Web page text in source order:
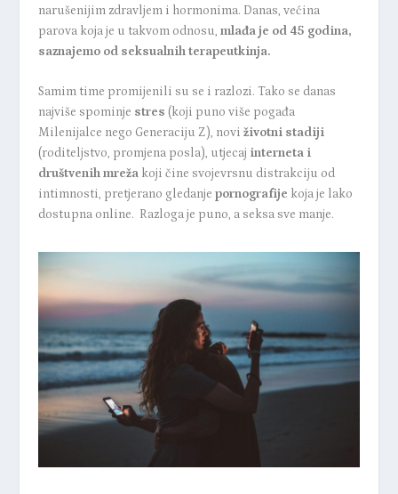
narušenijim zdravljem i hormonima. Danas, većina
parova koja je u takvom odnosu, mlađa je od 45 godina,
saznajemo od seksualnih terapeutkinja.
Samim time promijenili su se i razlozi. Tako se danas
najviše spominje stres (koji puno više pogađa
Milenijalce nego Generaciju Z), novi životni stadiji
(roditeljstvo, promjena posla), utjecaj interneta i
društvenih mrežakoji čine svojevrsnu distrakciju od
intimnosti, pretjerano gledanje pornografije koja je lako
dostupna online. Razloga je puno, a seksa sve manje.